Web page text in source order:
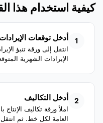
كيفية استخدام هذا
1 أدخل توقعات الإيرادات
انتقل إلى ورقة تنبؤ
الإيرادات الشهرية
2 أدخل التكاليف
املأ ورقة تكاليف الإنتاج
العامة لكل خط. ثم انتقل